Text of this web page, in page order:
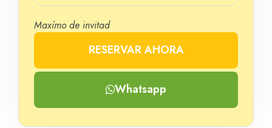
Maxímo de invitad
RESERVAR AHORA
Whatsapp